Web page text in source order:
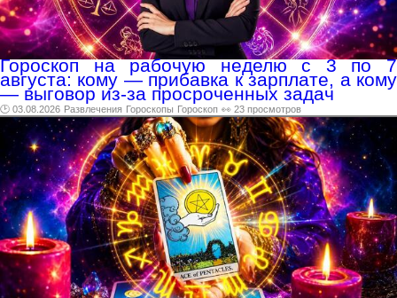
Гороскоп на рабочую неделю с 3 по 7
августа: кому — прибавка к зарплате, а кому
— выговор из-за просроченных задач
🕑 03.08.2026 Развлечения Гороскопы Гороскоп 👀 23 просмотров